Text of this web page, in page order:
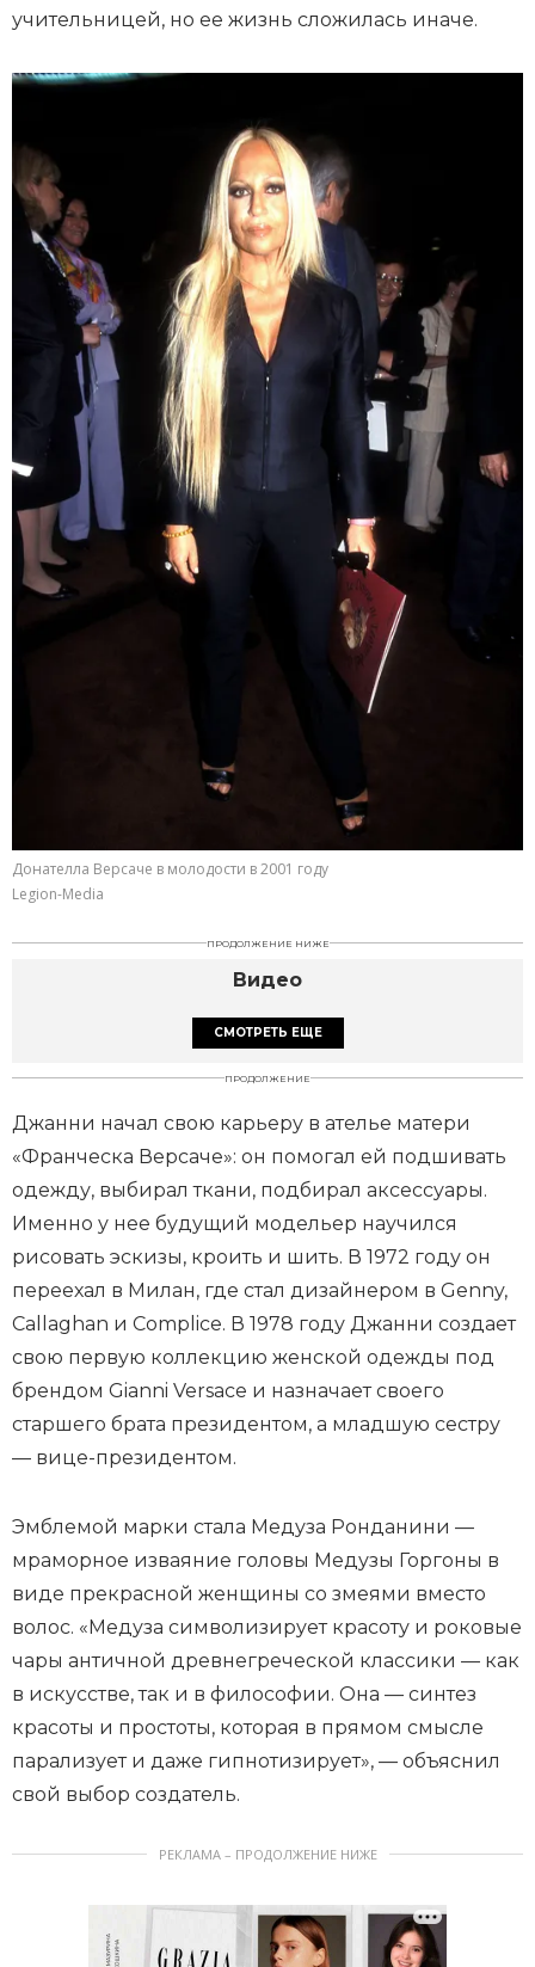
учительницей, но ее жизнь сложилась иначе.
Донателла Версаче в молодости в 2001 году
Legion-Media
ПРОДОЛЖЕНИЕ НИЖЕ
Видео
СМОТРЕТЬ ЕЩЕ
ПРОДОЛЖЕНИЕ
Джанни начал свою карьеру в ателье матери
«Франческа Версаче»: он помогал ей подшивать
одежду, выбирал ткани, подбирал аксессуары.
Именно у нее будущий модельер научился
рисовать эскизы, кроить и шить. В 1972 году он
переехал в Милан, где стал дизайнером в Genny,
Callaghan и Complice. В 1978 году Джанни создает
свою первую коллекцию женской одежды под
брендом Gianni Versace и назначает своего
старшего брата президентом, а младшую сестру
— вице-президентом.
Эмблемой марки стала Медуза Ронданини —
мраморное изваяние головы Медузы Горгоны в
виде прекрасной женщины со змеями вместо
волос. «Медуза символизирует красоту и роковые
чары античной древнегреческой классики — как
в искусстве, так и в философии. Она — синтез
красоты и простоты, которая в прямом смысле
парализует и даже гипнотизирует», — объяснил
свой выбор создатель.
РЕКЛАМА – ПРОДОЛЖЕНИЕ НИЖЕ